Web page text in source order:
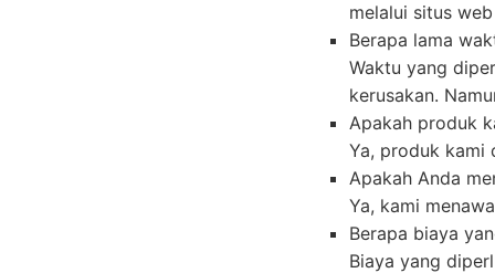
melalui situs
Berapa lama
Waktu yang
kerusakan.
Apakah produk
Ya, produk kami
Apakah Anda
Ya, kami
Berapa biaya
Biaya yang